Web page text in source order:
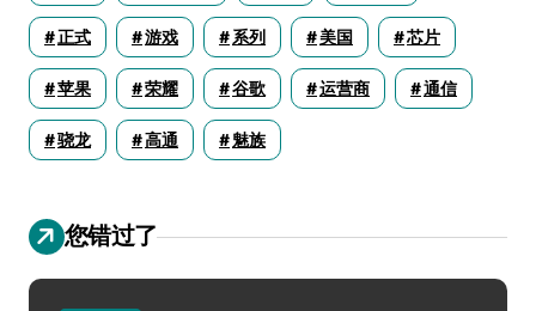
正式 游戏 系列 美国 芯片
苹果 荣耀 谷歌 运营商 通信
骁龙 高通 魅族
您错过了